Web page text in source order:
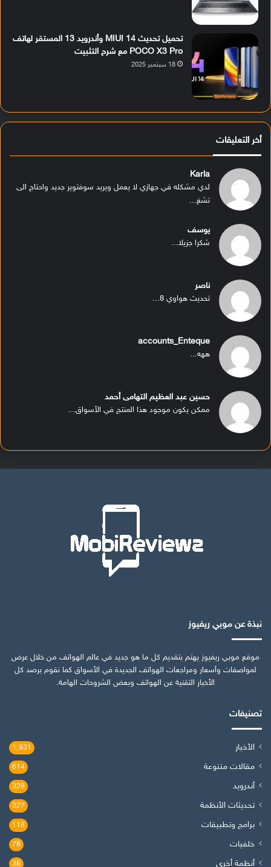
تحميل تحديث MIUI 14 وأندرويد 13 المستقر لهاتف
POCO X3 Pro مع شرح التثبيت
18 سبتمبر 2025
أخر التعليقات
Karla
لدي مشكله في جهازي لا يعمل ويريد سوفتوير جديد واحتاج الى
تشغ...
يوسف
شكرا جزيلا...
ناصر
تحديث هواوي 8...
accounts_Enteque
ههه...
حسين عبد العظيم التهامى أحمد
ممكن يكون موجود هذا المنتج في الأسواق...
نبذة عن موبي ريفيوز
موقع موبي ريفيوز يهتم بتقديم كل ما هو جديد في عالم الهواتف من خلال عرض
لمواصفات وأسعار ومراجعات الهواتف الجديدة في الأسواق كما نقوم برصد كل
الأخبار التقنية عن الهواتف وبعض الشروحات الهامة.
تصنيفات
الأخبار 1٬931
مقالات متنوعة 614
أندرويد 328
تحديثات الأنظمة 327
برامج وتطبيقات 118
خلفيات 78
أنظمة أخرى 38